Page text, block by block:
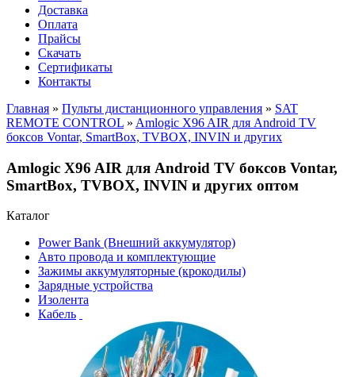
Доставка
Оплата
Прайсы
Cкачать
Сертификаты
Контакты
Главная » Пульты дистанционного управления » SAT
REMOTE CONTROL » Amlogic X96 AIR для Android TV
боксов Vontar, SmartBox, TVBOX, INVIN и других
Amlogic X96 AIR для Android TV боксов Vontar,
SmartBox, TVBOX, INVIN и других оптом
Каталог
Power Bank (Внешний аккумулятор)
Авто провода и комплектующие
Зажимы аккумуляторные (крокодилы)
Зарядные устройства
Изолента
Кабель